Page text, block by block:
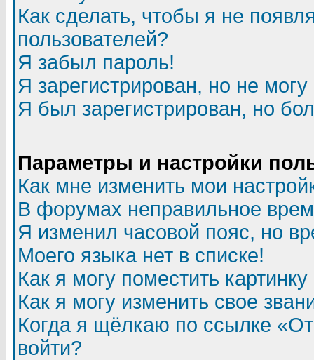
Как сделать, чтобы я не
пользователей?
Я забыл пароль!
Я зарегистрирован, но не могу
Я был зарегистрирован, но
Параметры и настройки
Как мне изменить мои
В форумах неправильное
Я изменил часовой пояс, но
Моего языка нет в списке!
Как я могу поместить
Как я могу изменить свое
Когда я щёлкаю по ссылке
войти?